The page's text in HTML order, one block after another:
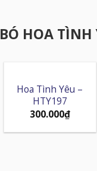
BÓ HOA TÌNH
Hoa Tình Yêu –
HTY197
300.000₫